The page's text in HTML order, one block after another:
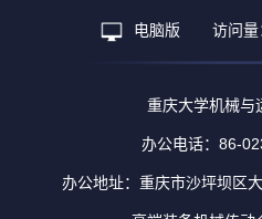
电脑版 访问量
重庆大学机械与
办公电话：86-
办公地址：重庆市沙坪坝区